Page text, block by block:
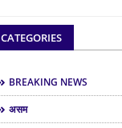
CATEGORIES
BREAKING NEWS
असम